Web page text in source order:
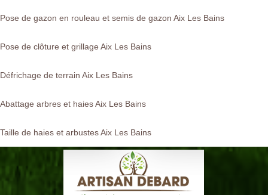
Pose de gazon en rouleau et semis de gazon Aix Les Bains
Pose de clôture et grillage Aix Les Bains
Défrichage de terrain Aix Les Bains
Abattage arbres et haies Aix Les Bains
Taille de haies et arbustes Aix Les Bains